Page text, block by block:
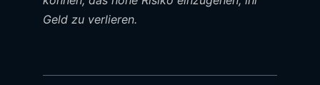
Geld zu verlieren.